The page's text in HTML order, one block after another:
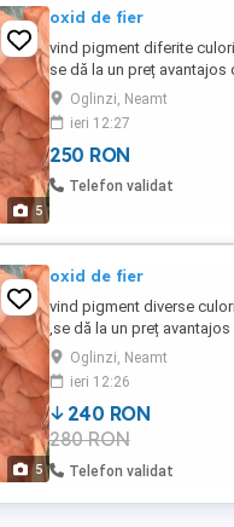
5
oxid de fier
vind pigment diferite
se dă la un preț avantajos
Oglinzi, Neamt
ieri 12:27
250 RON
Telefon validat
5
oxid de fier
vind pigment diverse
,se dă la un preț avantajos
Oglinzi, Neamt
ieri 12:26
240 RON
280 RON
Telefon validat